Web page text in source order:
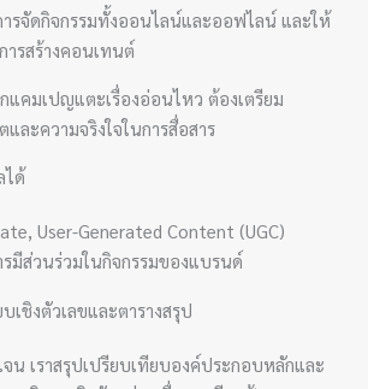
รจัดกิจกรรมทั้งออนไลน์และออฟไลน์ และให้
รสร้างคอนเทนต์
แคมเปญแตะเรื่องอ่อนไหว ต้องเตรียม
ละความจริงใจในการสื่อสาร
ได้
User-Generated Content (UGC)
มีส่วนร่วมในกิจกรรมของแบรนด์
เชิงตัวเลขและตารางสรุป
น เราสรุปเปรียบเทียบองค์ประกอบหลักและ